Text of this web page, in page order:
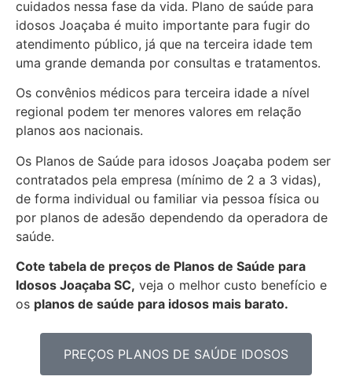
cuidados nessa fase da vida. Plano de saúde para
idosos Joaçaba é muito importante para fugir do
atendimento público, já que na terceira idade tem
uma grande demanda por consultas e tratamentos.
Os convênios médicos para terceira idade a nível
regional podem ter menores valores em relação
planos aos nacionais.
Os Planos de Saúde para idosos Joaçaba podem ser
contratados pela empresa (mínimo de 2 a 3 vidas),
de forma individual ou familiar via pessoa física ou
por planos de adesão dependendo da operadora de
saúde.
Cote tabela de preços de Planos de Saúde para
Idosos Joaçaba SC, veja o melhor custo benefício e
os planos de saúde para idosos mais barato.
PREÇOS PLANOS DE SAÚDE IDOSOS